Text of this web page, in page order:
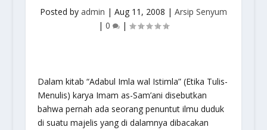
Posted by admin | Aug 11, 2008 | Arsip Senyum
| 0 |
Dalam kitab “Adabul Imla wal Istimla” (Etika Tulis-
Menulis) karya Imam as-Sam’ani disebutkan
bahwa pernah ada seorang penuntut ilmu duduk
di suatu majelis yang di dalamnya dibacakan